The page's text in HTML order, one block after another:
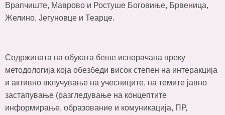
Врапчиште, Маврово и Ростуше Боговиње, Брвеница,
Желино, Јегуновце и Теарце.
Содржината на обуката беше испорачана преку
методологија која обезбеди висок степен на интеракција
и активно вклучување на учесниците, на темите јавно
застапување (разгледување на концептите
информирање, образование и комуникација, ПР,